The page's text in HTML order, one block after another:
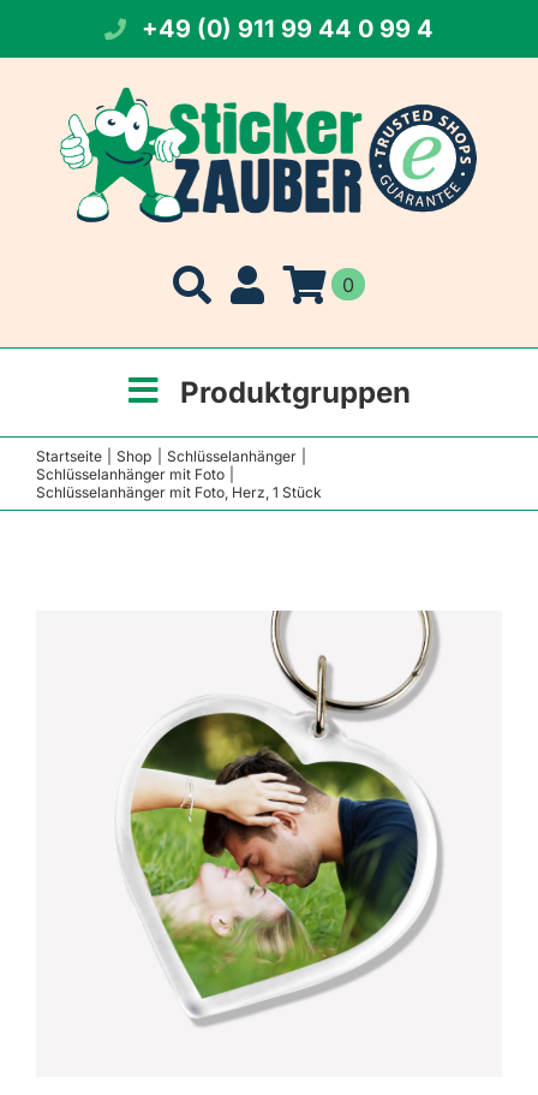
springen
+49 (0) 911 99 44 0 99 4
0
Produktgruppen
Startseite Shop
Schlüsselanhänger
Schlüsselanhänger mit Foto
Schlüsselanhänger mit Foto, Herz, 1 Stück